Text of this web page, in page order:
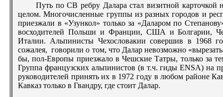
Путь по СВ ребру Далара стал визитной карточкой
целом. Многочисленные группы из разных городов и
приезжали в «Узункол» только за «Даларом по
восходителей Польши и Франции, США и Болгарии,
Италии. Альпинисты Чехословакии совершив в 1968
сожалея, говорили о том, что Далар невозможно
бы, пол-Европы приезжало в Чешские Татры, только за
Группа французских альпинистов (в т.ч. гиды ENSA) на
руководителей принять их в 1972 году в любом районе
Кавказ только в Гвандру, где стоит Далар.